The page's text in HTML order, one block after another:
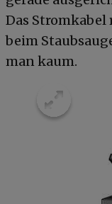
Das
beim
man kaum.